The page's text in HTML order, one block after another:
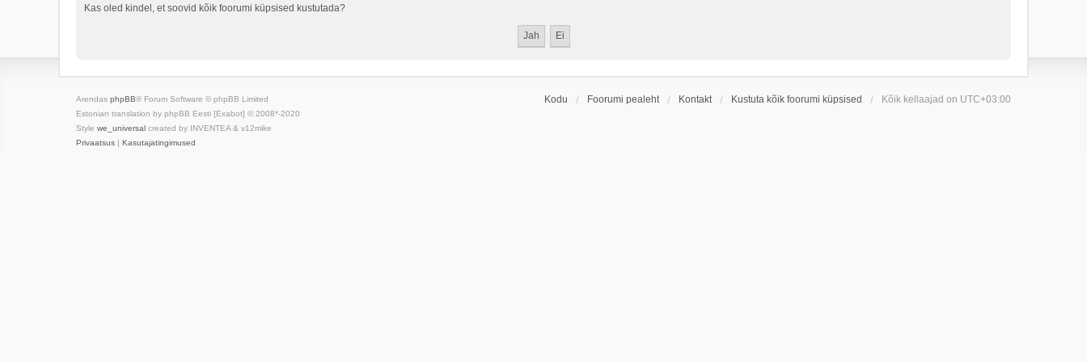
Kas oled kindel, et soovid kõik foorumi küpsised kustutada?
Kodu Foorumi pealeht Kontakt Kustuta kõik foorumi küpsised Kõik kellaajad on UTC+03:00
Arendas phpBB® Forum Software © phpBB Limited
Estonian translation by phpBB Eesti [Exabot] © 2008*-2020
Style we_universal created by INVENTEA & v12mike
Privaatsus | Kasutajatingimused